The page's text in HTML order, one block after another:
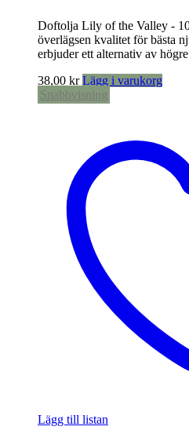
Doftolja Lily of the Valley -
överlägsen kvalitet för bästa
erbjuder ett alternativ av
38,00 kr Lägg i varukorg
Snabbvisning
Lägg till listan